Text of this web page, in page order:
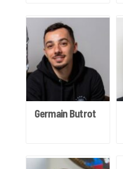
Germain Butrot